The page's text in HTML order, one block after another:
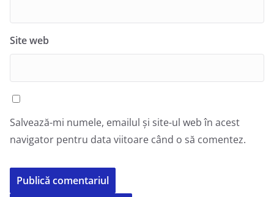
Site web
Salvează-mi numele, emailul și site-ul web în acest
navigator pentru data viitoare când o să comentez.